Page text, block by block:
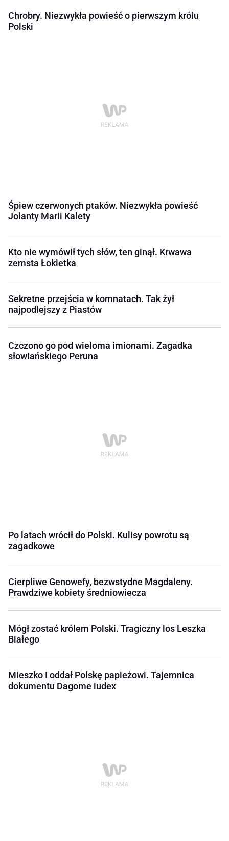
Chrobry. Niezwykła powieść o pierwszym królu
Polski
Śpiew czerwonych ptaków. Niezwykła powieść
Jolanty Marii Kalety
Kto nie wymówił tych słów, ten ginął. Krwawa
zemsta Łokietka
Sekretne przejścia w komnatach. Tak żył
najpodlejszy z Piastów
Czczono go pod wieloma imionami. Zagadka
słowiańskiego Peruna
Po latach wrócił do Polski. Kulisy powrotu są
zagadkowe
Cierpliwe Genowefy, bezwstydne Magdaleny.
Prawdziwe kobiety średniowiecza
Mógł zostać królem Polski. Tragiczny los Leszka
Białego
Mieszko I oddał Polskę papieżowi. Tajemnica
dokumentu Dagome iudex